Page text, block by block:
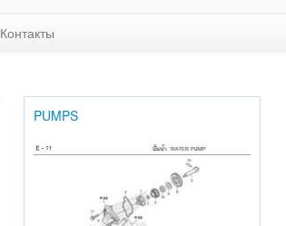
Контакты
PUMPS